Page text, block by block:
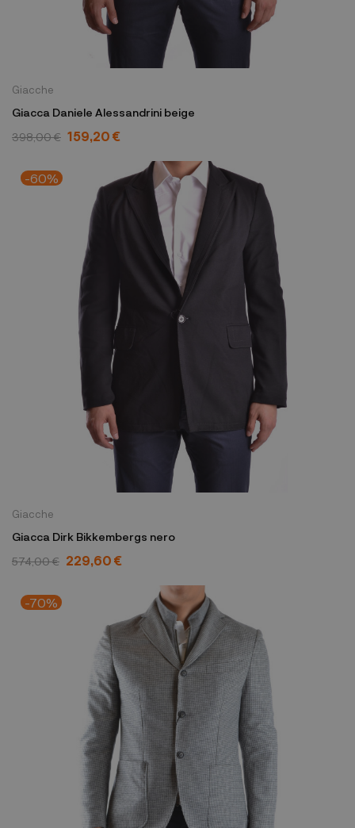
Giacche
Giacca Daniele Alessandrini beige
398,00 € 159,20 €
-60%
Giacche
Giacca Dirk Bikkembergs nero
574,00 € 229,60 €
-70%